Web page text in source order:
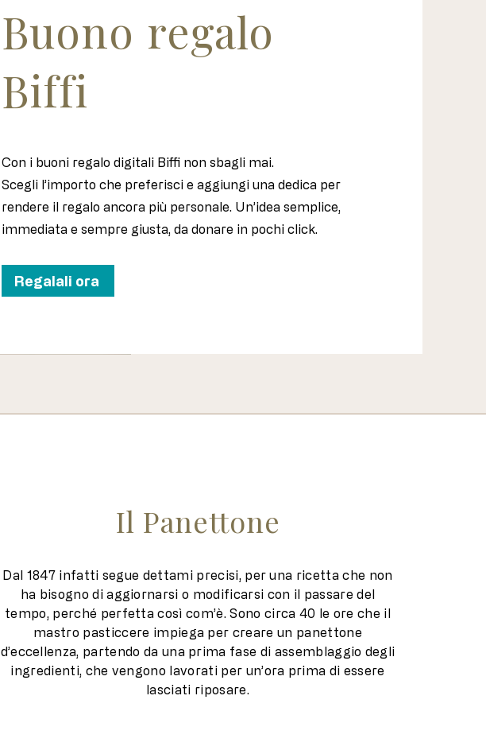
Buono regalo
Biffi
Con i buoni regalo digitali Biffi non sbagli mai.
Scegli l’importo che preferisci e aggiungi una dedica per
rendere il regalo ancora più personale. Un’idea semplice,
immediata e sempre giusta, da donare in pochi click.
Regalali ora
Il Panettone
Dal 1847 infatti segue dettami precisi, per una ricetta che non
ha bisogno di aggiornarsi o modificarsi con il passare del
tempo, perché perfetta così com’è. Sono circa 40 le ore che il
mastro pasticcere impiega per creare un panettone
d’eccellenza, partendo da una prima fase di assemblaggio degli
ingredienti, che vengono lavorati per un’ora prima di essere
lasciati riposare.